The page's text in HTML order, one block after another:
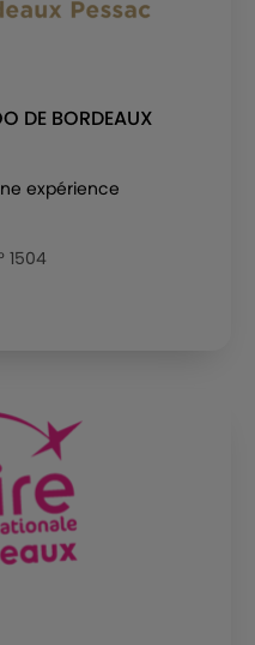
DE BORDEAUX
expérience
1504